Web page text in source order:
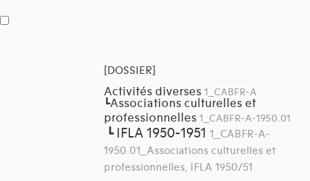
[DOSSIER]
Activités diverses 1_CABFR-A
┗Associations culturelles et
professionnelles 1_CABFR-A-1950.01
┗ IFLA 1950-1951 1_CABFR-A-
1950.01_Associations culturelles et
professionnelles, IFLA 1950/51